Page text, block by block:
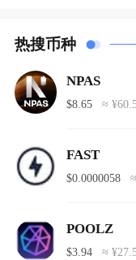
热搜币种
NPAS
$8.65 ≈
FAST
$0.0000058
POOLZ
$3.94 ≈